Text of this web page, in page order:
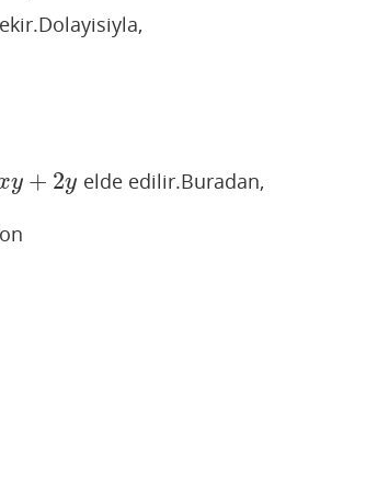
y + 2y elde edilir.Buradan,